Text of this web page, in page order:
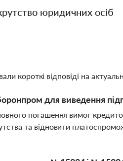
юридичних осіб
короткі відповіді на
для виведення
погашення вимог
та відновити